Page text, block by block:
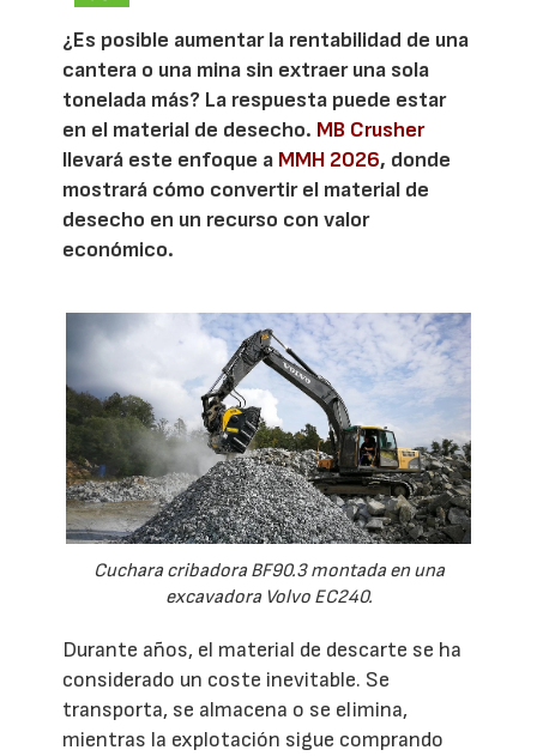
¿Es posible aumentar la rentabilidad de una
cantera o una mina sin extraer una sola
tonelada más? La respuesta puede estar
en el material de desecho. MB Crusher
llevará este enfoque a MMH 2026, donde
mostrará cómo convertir el material de
desecho en un recurso con valor
económico.
Cuchara cribadora BF90.3 montada en una
excavadora Volvo EC240.
Durante años, el material de descarte se ha
considerado un coste inevitable. Se
transporta, se almacena o se elimina,
mientras la explotación sigue comprando